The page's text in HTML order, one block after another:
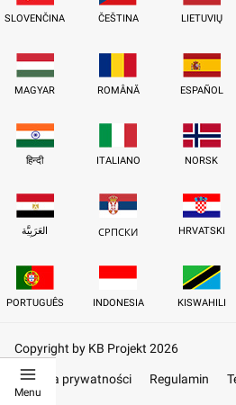
SLOVENČINA ČEŠTINA LIETUVIŲ
MAGYAR ROMÂNĂ ESPAÑOL
हिन्दी ITALIANO NORSK
العَرَبِيَّة СРПСКИ HRVATSKI
PORTUGUÊS INDONESIA KISWAHILI
Copyright by KB Projekt 2026
Polityka prywatności Regulamin
Menu